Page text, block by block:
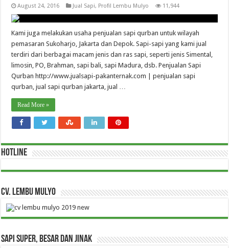
August 24, 2016 Jual Sapi, Profil Lembu Mulyo 11,944
Kami juga melakukan usaha penjualan sapi qurban untuk wilayah
pemasaran Sukoharjo, Jakarta dan Depok. Sapi-sapi yang kami jual
terdiri dari berbagai macam jenis dan ras sapi, seperti jenis Simental,
limosin, PO, Brahman, sapi bali, sapi Madura, dsb. Penjualan Sapi
Qurban http://www.jualsapi-pakanternak.com | penjualan sapi
qurban, jual sapi qurban jakarta, jual …
Read More »
HOTLINE
CV. Lembu Mulyo
Sapi Super, Besar dan Jinak